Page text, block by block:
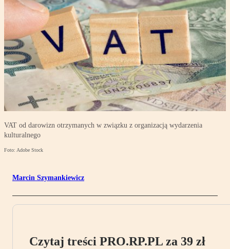
VAT od darowizn otrzymanych w związku z organizacją wydarzenia
kulturalnego
Foto: Adobe Stock
Marcin Szymankiewicz
Czytaj treści PRO.RP.PL za 39 zł